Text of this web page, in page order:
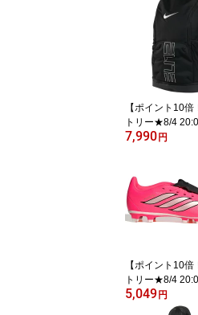
ィット FLEX 7イ
ョートパンツ
【ポイント10倍
トリー★8/4
3:59まで】ナイ
ク 32L VARSITY
HM9965-010
7,990 円
【ポイント10倍
トリー★8/4
3:59まで】アデ
（adidas）（キ
5,049 円